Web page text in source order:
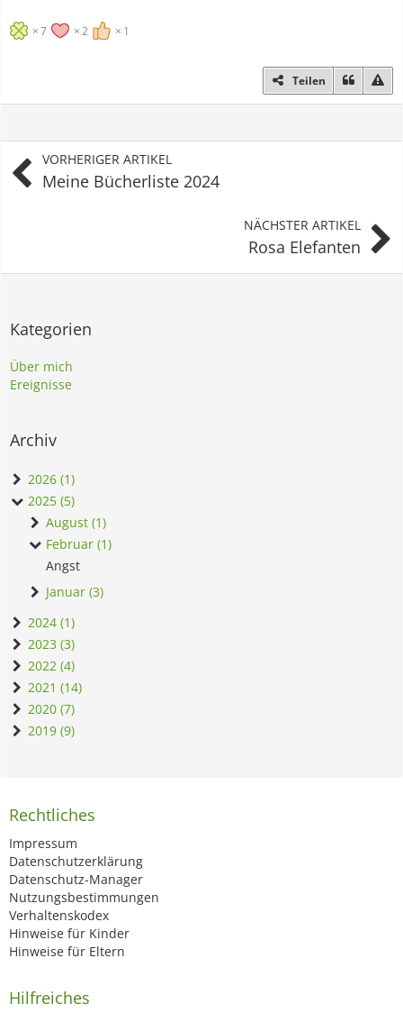
7 2 1
Teilen
VORHERIGER ARTIKEL
Meine Bücherliste 2024
NÄCHSTER ARTIKEL
Rosa Elefanten
Kategorien
Über mich
Ereignisse
Archiv
2026 (1)
2025 (5)
August (1)
Februar (1)
Angst
Januar (3)
2024 (1)
2023 (3)
2022 (4)
2021 (14)
2020 (7)
2019 (9)
Rechtliches
Impressum
Datenschutzerklärung
Datenschutz-Manager
Nutzungsbestimmungen
Verhaltenskodex
Hinweise für Kinder
Hinweise für Eltern
Hilfreiches